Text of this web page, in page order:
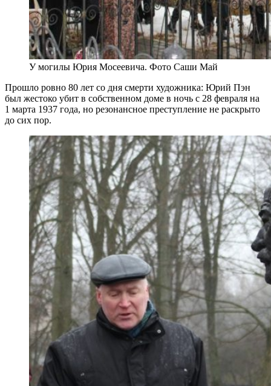
У могилы Юрия Мосеевича. Фото Саши Май
Прошло ровно 80 лет со дня смерти художника: Юрий Пэн
был жестоко убит в собственном доме в ночь с 28 февраля на
1 марта 1937 года, но резонансное преступление не раскрыто
до сих пор.